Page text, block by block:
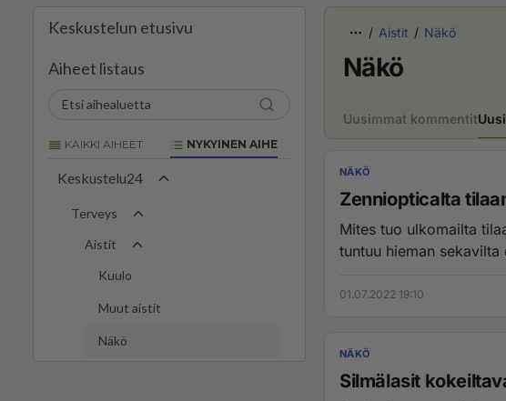
Keskustelun etusivu
Aiheet listaus
KAIKKI AIHEET NYKYINEN AIHE
Keskustelu24
Terveys
Aistit
Kuulo
Muut aistit
Näkö
Aistit Näkö
Näkö
Uusimmat kommentit
NÄKÖ
Zenniopticalta
Mites tuo ulkomailta
tuntuu hieman sekavilta
01.07.2022 19:10
NÄKÖ
Silmälasit